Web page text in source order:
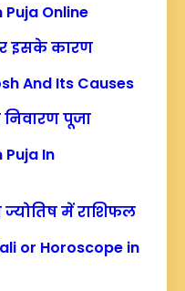
Online
इसके कारण
And Its Causes
निवारण पूजा
In
में राशिफल
or Horoscope in